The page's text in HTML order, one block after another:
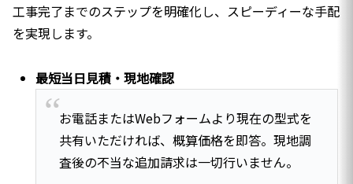
工事完了までのステップを明確化し、スピーディーな手配
を実現します。
最短当日見積・現地確認
お電話またはWebフォームより現在の型式を
共有いただければ、概算価格を即答。現地調
査後の不当な追加請求は一切行いません。